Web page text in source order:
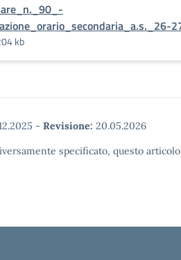
kb
- Revisione: 20.05.2026
specificato, questo